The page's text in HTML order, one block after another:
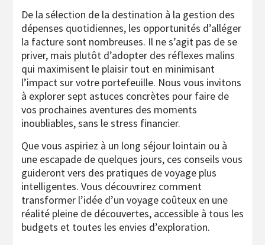
De la sélection de la destination à la gestion des
dépenses quotidiennes, les opportunités d’alléger
la facture sont nombreuses. Il ne s’agit pas de se
priver, mais plutôt d’adopter des réflexes malins
qui maximisent le plaisir tout en minimisant
l’impact sur votre portefeuille. Nous vous invitons
à explorer sept astuces concrètes pour faire de
vos prochaines aventures des moments
inoubliables, sans le stress financier.
Que vous aspiriez à un long séjour lointain ou à
une escapade de quelques jours, ces conseils vous
guideront vers des pratiques de voyage plus
intelligentes. Vous découvrirez comment
transformer l’idée d’un voyage coûteux en une
réalité pleine de découvertes, accessible à tous les
budgets et toutes les envies d’exploration.